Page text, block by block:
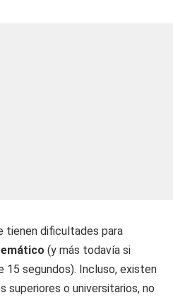
tienen dificultades para
(y más todavía si
15 segundos). Incluso, existen
superiores o universitarios, no